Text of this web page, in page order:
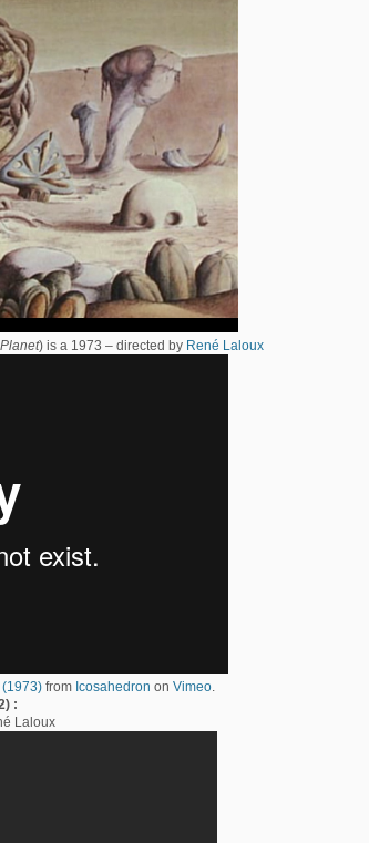
) is a 1973 – directed by René Laloux
(1973) from Icosahedron onVimeo.
:
Laloux